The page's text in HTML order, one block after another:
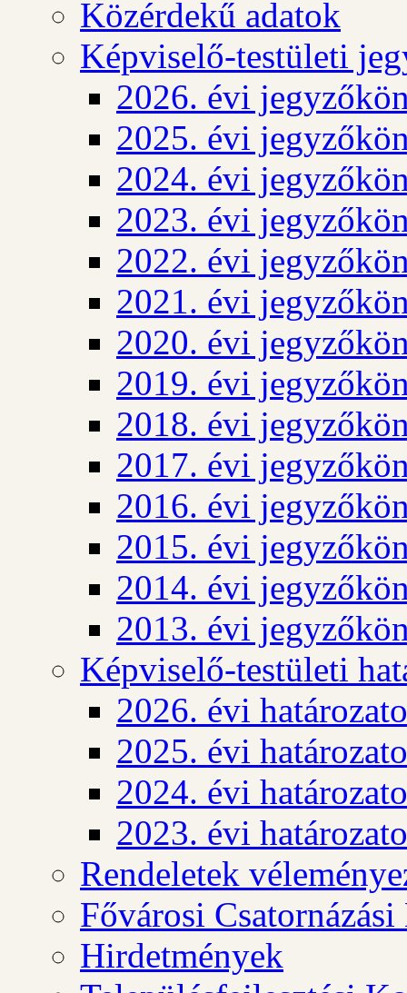
Közérdekű adatok
Képviselő-testületi
2026. évi
2025. évi
2024. évi
2023. évi
2022. évi
2021. évi
2020. évi
2019. évi
2018. évi
2017. évi
2016. évi
2015. évi
2014. évi
2013. évi
Képviselő-testületi
2026. évi
2025. évi
2024. évi
2023. évi
Rendeletek
Fővárosi
Hirdetmények